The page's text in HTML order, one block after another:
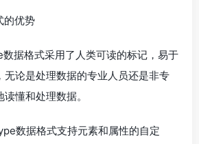
的优势
据格式采用了人类可读的标记，易于
无论是处理数据的专业人员还是非专
懂和处理数据。
数据格式支持元素和属性的自定